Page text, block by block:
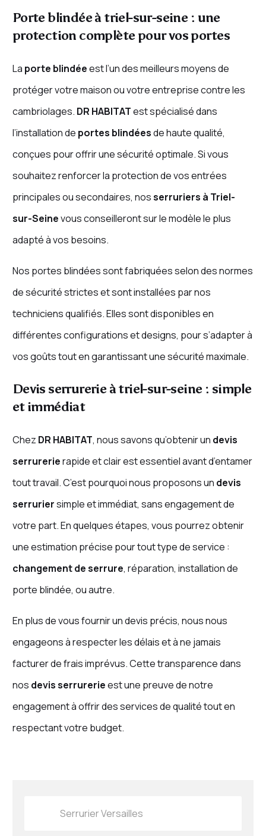
Porte blindée à triel-sur-seine : une
protection complète pour vos portes
La porte blindéeest l’un des meilleurs moyens de
protéger votre maison ou votre entreprise contre les
cambriolages. DR HABITATest spécialisé dans
l’installation de portes blindéesde haute qualité,
conçues pour offrir une sécurité optimale. Si vous
souhaitez renforcer la protection de vos entrées
principales ou secondaires, nosserruriers à Triel-
sur-Seinevous conseilleront sur le modèle le plus
adapté à vos besoins.
Nos portes blindées sont fabriquées selon des normes
de sécurité strictes et sont installées par nos
techniciens qualifiés. Elles sont disponibles en
différentes configurations et designs, pour s’adapter à
vos goûts tout en garantissant une sécurité maximale.
Devis serrurerie à triel-sur-seine : simple
et immédiat
Chez DR HABITAT, nous savons qu’obtenir un devis
serrurerierapide et clair est essentiel avant d’entamer
tout travail. C’est pourquoi nous proposons un devis
serruriersimple et immédiat, sans engagement de
votre part. En quelques étapes, vous pourrez obtenir
une estimation précise pour tout type de service :
changement de serrure, réparation, installation de
porte blindée, ou autre.
En plus de vous fournir un devis précis, nous nous
engageons à respecter les délais et à ne jamais
facturer de frais imprévus. Cette transparence dans
nos devis serrurerieest une preuve de notre
engagement à offrir des services de qualité tout en
respectant votre budget.
Serrurier Versailles